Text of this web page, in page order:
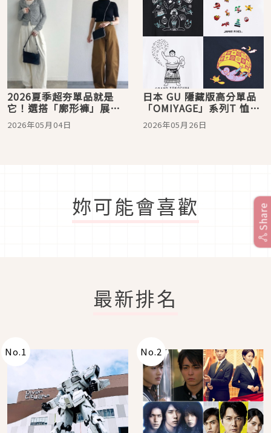
2026夏季超夯單品就是
它！選搭「廓形褲」展現
日系率性休閒氣息
2026年05月04日
日本 GU 隱藏版高分單品
「OMIYAGE」系列T 恤！
藝術聯名 x 無性別穿搭 x
高CP值
2026年05月26日
妳可能會喜歡
最新排名
No.1 No.2
Share